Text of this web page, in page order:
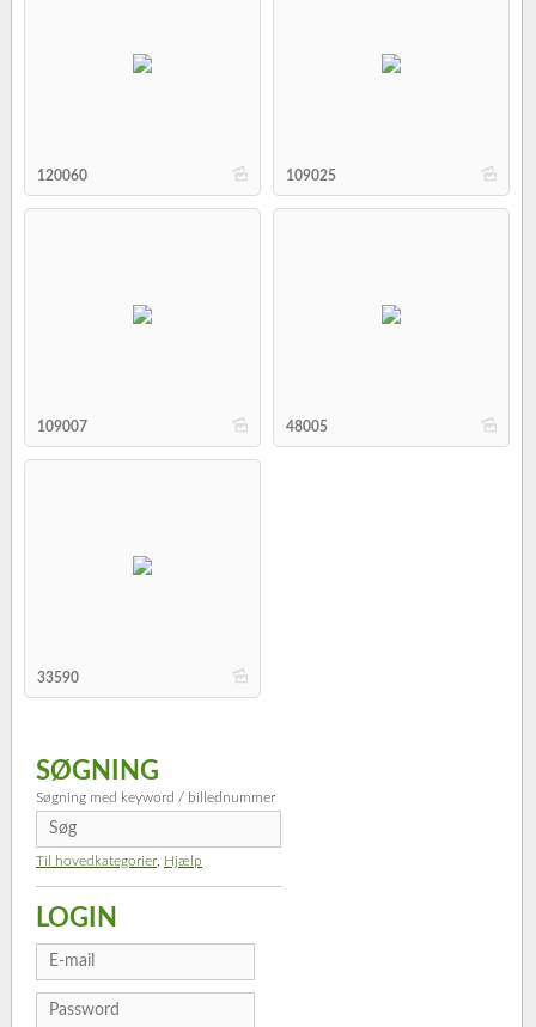
b
120060 b
109025
b
109007 b
48005
b
33590
SØGNING
Søgning med keyword / billednummer
Til hovedkategorier Hjælp
LOGIN